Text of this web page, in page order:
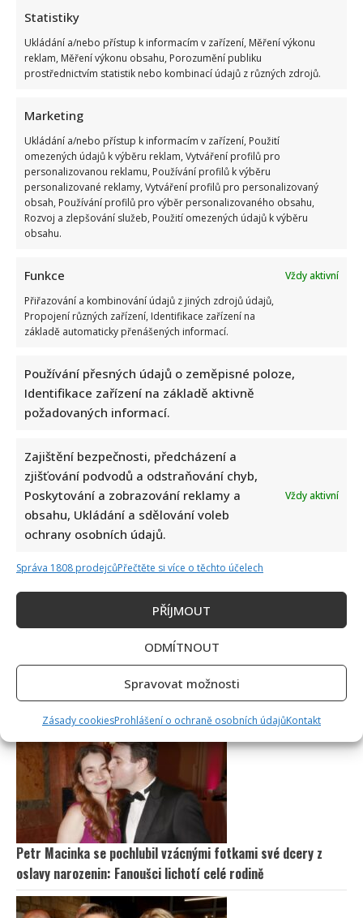
Statistiky
Ukládání a/nebo přístup k informacím v zařízení, Měření výkonu
reklam, Měření výkonu obsahu, Porozumění publiku
prostřednictvím statistik nebo kombinací údajů z různých zdrojů.
Marketing
Ukládání a/nebo přístup k informacím v zařízení, Použití
omezených údajů k výběru reklam, Vytváření profilů pro
personalizovanou reklamu, Používání profilů k výběru
personalizované reklamy, Vytváření profilů pro personalizovaný
obsah, Používání profilů pro výběr personalizovaného obsahu,
Rozvoj a zlepšování služeb, Použití omezených údajů k výběru
obsahu.
Funkce
Vždy aktivní
Přiřazování a kombinování údajů z jiných zdrojů údajů,
Propojení různých zařízení, Identifikace zařízení na
základě automaticky přenášených informací.
Používání přesných údajů o zeměpisné poloze,
Identifikace zařízení na základě aktivně
požadovaných informací.
Zajištění bezpečnosti, předcházení a
zjišťování podvodů a odstraňování chyb,
Poskytování a zobrazování reklamy a
obsahu, Ukládání a sdělování voleb
ochrany osobních údajů.
Vždy aktivní
Správa 1808 prodejcůPřečtěte si více o těchto účelech
PŘÍJMOUT
ODMÍTNOUT
Spravovat možnosti
Zásady cookiesProhlášení o ochraně osobních údajůKontakt
kontroverzní fotky: Bude prý bojovat celý týden
Marek Ztracený zrušil velkolepé finále svého koncertu na
Letné
Test znalostí o československých pohádkách: Bez chyby
projde málokdo, pamětníci by ale měli dát alespoň 8/10
Petr Macinka se pochlubil vzácnými fotkami své dcery z
oslavy narozenin: Fanoušci lichotí celé rodině